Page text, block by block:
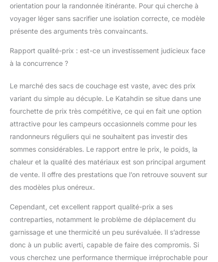
orientation pour la randonnée itinérante. Pour qui cherche à
voyager léger sans sacrifier une isolation correcte, ce modèle
présente des arguments très convaincants.
Rapport qualité-prix : est-ce un investissement judicieux face
à la concurrence ?
Le marché des sacs de couchage est vaste, avec des prix
variant du simple au décuple. Le Katahdin se situe dans une
fourchette de prix très compétitive, ce qui en fait une option
attractive pour les campeurs occasionnels comme pour les
randonneurs réguliers qui ne souhaitent pas investir des
sommes considérables. Le rapport entre le prix, le poids, la
chaleur et la qualité des matériaux est son principal argument
de vente. Il offre des prestations que l’on retrouve souvent sur
des modèles plus onéreux.
Cependant, cet excellent rapport qualité-prix a ses
contreparties, notamment le problème de déplacement du
garnissage et une thermicité un peu surévaluée. Il s’adresse
donc à un public averti, capable de faire des compromis. Si
vous cherchez une performance thermique irréprochable pour